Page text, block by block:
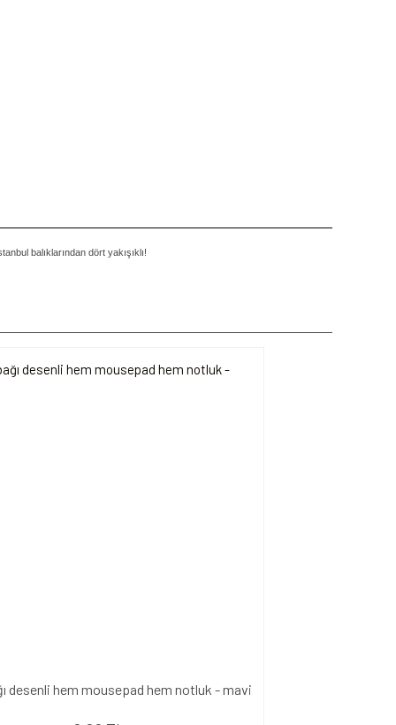
balıklarından dört yakışıklı!
desenli hem mousepad hem notluk - mavi